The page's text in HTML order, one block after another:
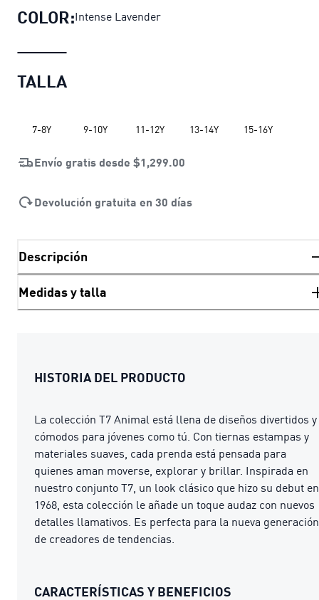
COLOR:Intense Lavender
TALLA
7-8Y 9-10Y 11-12Y 13-14Y 15-16Y
Envío gratis desde $1,299.00
Devolución gratuita en 30 días
Descripción
Medidas y talla
HISTORIA DEL PRODUCTO
La colección T7 Animal está llena de diseños divertidos y
cómodos para jóvenes como tú. Con tiernas estampas y
materiales suaves, cada prenda está pensada para
quienes aman moverse, explorar y brillar. Inspirada en
nuestro conjunto T7, un look clásico que hizo su debut en
1968, esta colección le añade un toque audaz con nuevos
detalles llamativos. Es perfecta para la nueva generación
de creadores de tendencias.
CARACTERÍSTICAS Y BENEFICIOS